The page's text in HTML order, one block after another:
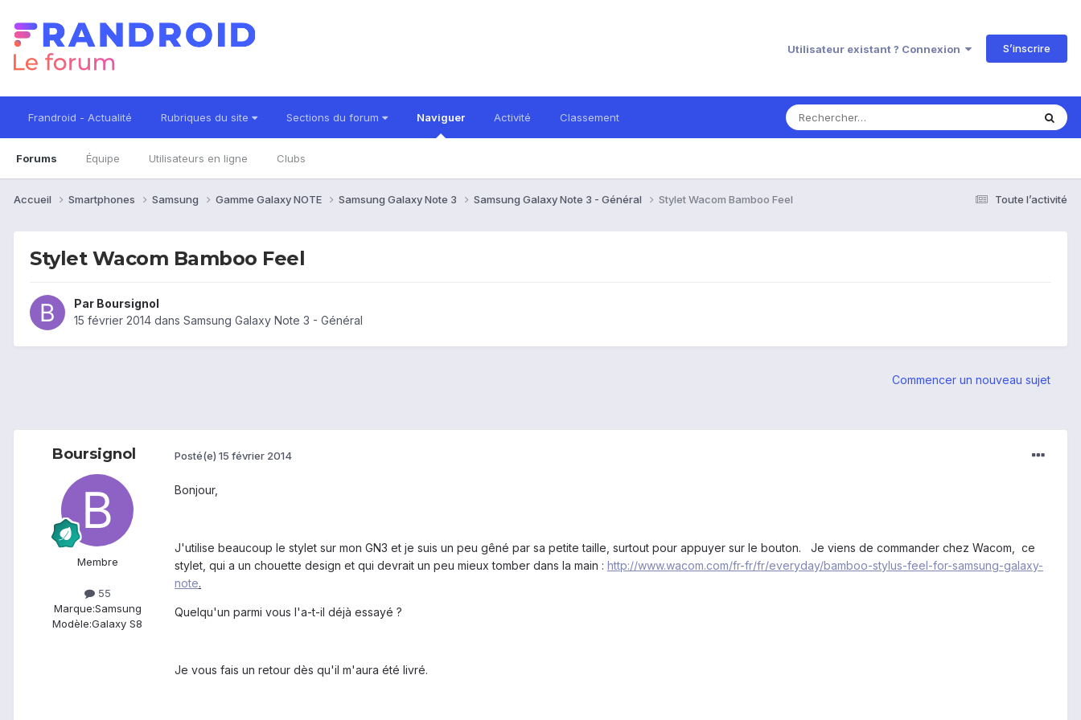
Utilisateur existant ? Connexion S’inscrire
Frandroid - Actualité Rubriques du site Sections du forum Naviguer
Forums Équipe Utilisateurs en ligne Clubs
Activité Classement
Toute l’activité
Accueil Smartphones Samsung Gamme Galaxy NOTE Samsung Galaxy Note 3 Samsung Galaxy Note 3 - Général Stylet Wacom Bamboo Feel
Stylet Wacom Bamboo Feel
Par Boursignol
15 février 2014 dans Samsung Galaxy Note 3 - Général
Commencer un nouveau sujet
Boursignol
Membre
55
Marque:Samsung
Modèle:Galaxy S8
Posté(e) 15 février 2014
Bonjour,
J'utilise beaucoup le stylet sur mon GN3 et je suis un peu gêné par sa petite taille, surtout pour appuyer sur le bouton. Je viens de commander chez Wacom, ce
stylet, qui a un chouette design et qui devrait un peu mieux tomber dans la main : http://www.wacom.com/fr-fr/fr/everyday/bamboo-stylus-feel-for-samsung-galaxy-
note.
Quelqu'un parmi vous l'a-t-il déjà essayé ?
Je vous fais un retour dès qu'il m'aura été livré.